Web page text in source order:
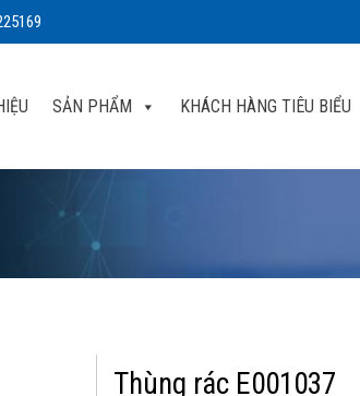
SẢN PHẨM KHÁCH HÀNG TIÊU BIỂU
Thùng rác E001037